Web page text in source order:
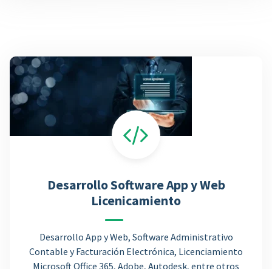
Desarrollo Software App y Web
Licenicamiento
Desarrollo App y Web, Software Administrativo
Contable y Facturación Electrónica, Licenciamiento
Microsoft Office 365, Adobe, Autodesk, entre otros